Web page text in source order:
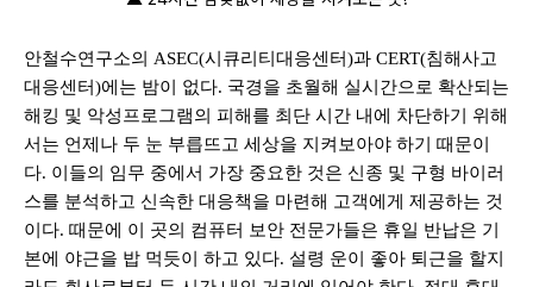
안철수연구소의 ASEC(시큐리티대응센터)과 CERT(침해사고
대응센터)에는 밤이 없다. 국경을 초월해 실시간으로 확산되는
해킹 및 악성프로그램의 피해를 최단 시간 내에 차단하기 위해
서는 언제나 두 눈 부릅뜨고 세상을 지켜보아야 하기 때문이
다. 이들의 임무 중에서 가장 중요한 것은 신종 및 구형 바이러
스를 분석하고 신속한 대응책을 마련해 고객에게 제공하는 것
이다. 때문에 이 곳의 컴퓨터 보안 전문가들은 휴일 반납은 기
본에 야근을 밥 먹듯이 하고 있다. 설령 운이 좋아 퇴근을 할지